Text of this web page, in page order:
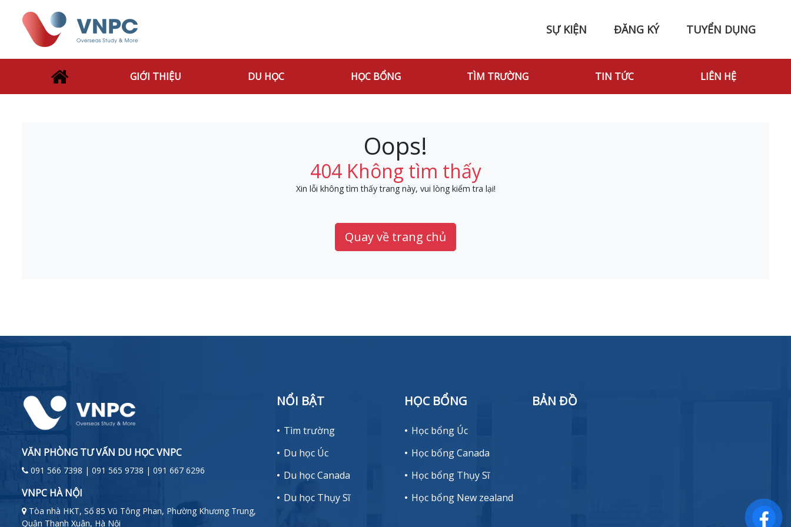
SỰ KIỆN ĐĂNG KÝ TUYỂN DỤNG
GIỚI THIỆU DU HỌC HỌC BỔNG TÌM TRƯỜNG TIN TỨC LIÊN HỆ
Oops!
404 Không tìm thấy
Xin lỗi không tìm thấy trang này, vui lòng kiểm tra lại!
Quay về trang chủ
VĂN PHÒNG TƯ VẤN DU HỌC VNPC
091 566 7398 | 091 565 9738 | 091 667 6296
VNPC HÀ NỘI
Tòa nhà HKT, Số 85 Vũ Tông Phan, Phường Khương Trung,
Quận Thanh Xuân, Hà Nội
NỔI BẬT
Tìm trường
Du học Úc
Du học Canada
Du học Thụy Sĩ
HỌC BỔNG
Học bổng Úc
Học bổng Canada
Học bổng Thụy Sĩ
Học bổng New zealand
BẢN ĐỒ